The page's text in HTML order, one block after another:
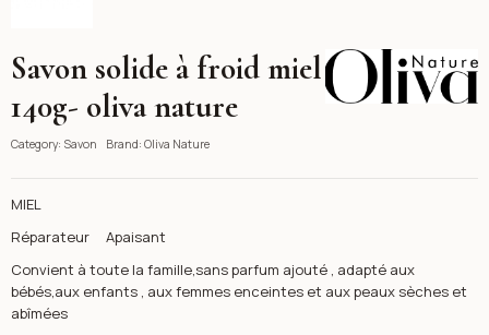
Oliva Nature
Savon solide à froid miel
140g- oliva nature
Category: Savon Brand: Oliva Nature
MIEL
Réparateur Apaisant
Convient à toute la famille,sans parfum ajouté , adapté aux
bébés,aux enfants , aux femmes enceintes et aux peaux sèches et
abîmées